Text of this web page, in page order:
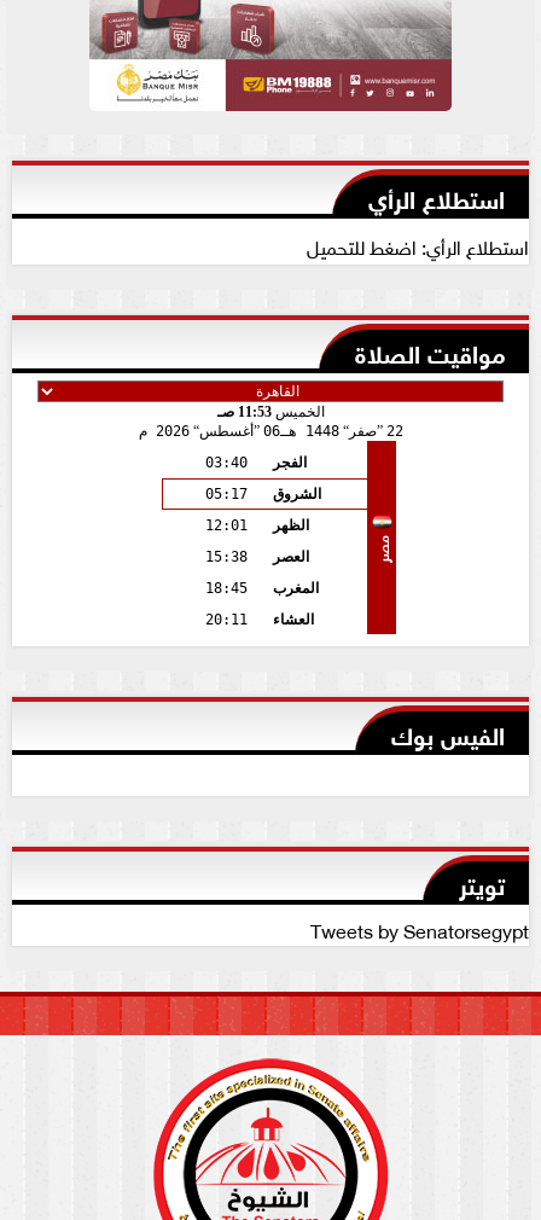
استطلاع الرأي
استطلاع الرأي: اضغط للتحميل
مواقيت الصلاة
الخميس11:53 صـ
22
صفر 1448 هـ 06 أغسطس 2026 م
مصر
الفجر
03:40
الشروق
05:17
الظهر
12:01
العصر
15:38
المغرب
18:45
العشاء
20:11
الفيس بوك
تويتر
Tweets by Senatorsegypt